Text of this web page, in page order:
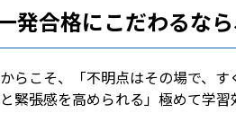
発合格にこだわるな
らこそ、「不明点はその場で、
緊張感を高められる」極めて学習